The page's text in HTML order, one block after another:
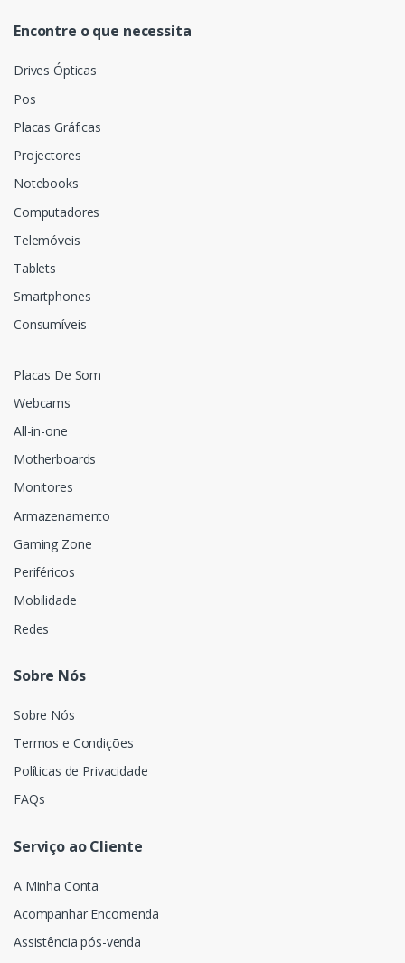
Encontre o que necessita
Drives Ópticas
Pos
Placas Gráficas
Projectores
Notebooks
Computadores
Telemóveis
Tablets
Smartphones
Consumíveis
Placas De Som
Webcams
All-in-one
Motherboards
Monitores
Armazenamento
Gaming Zone
Periféricos
Mobilidade
Redes
Sobre Nós
Sobre Nós
Termos e Condições
Políticas de Privacidade
FAQs
Serviço ao Cliente
A Minha Conta
Acompanhar Encomenda
Assistência pós-venda